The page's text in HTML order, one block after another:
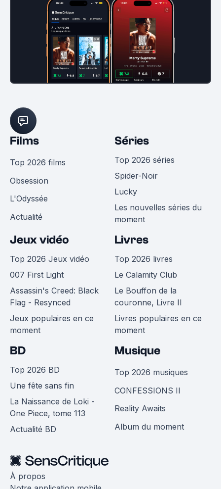
Films
Top 2026 films
Obsession
L'Odyssée
Actualité
Séries
Top 2026 séries
Spider-Noir
Lucky
Les nouvelles séries du
moment
Jeux vidéo
Top 2026 Jeux vidéo
007 First Light
Assassin's Creed: Black
Flag - Resynced
Jeux populaires en ce
moment
Livres
Top 2026 livres
Le Calamity Club
Le Bouffon de la
couronne, Livre II
Livres populaires en ce
moment
BD
Top 2026 BD
Une fête sans fin
La Naissance de Loki -
One Piece, tome 113
Actualité BD
Musique
Top 2026 musiques
CONFESSIONS II
Reality Awaits
Album du moment
À propos